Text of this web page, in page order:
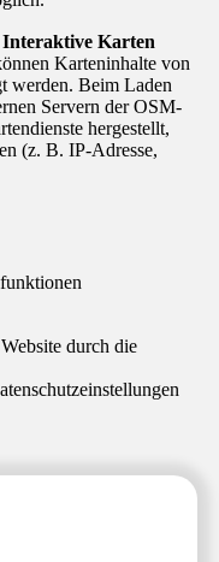
Karten
Karteninhalte von
werden. Beim Laden
Servern der OSM-
hergestellt,
(z. B. IP-Adresse,
durch die